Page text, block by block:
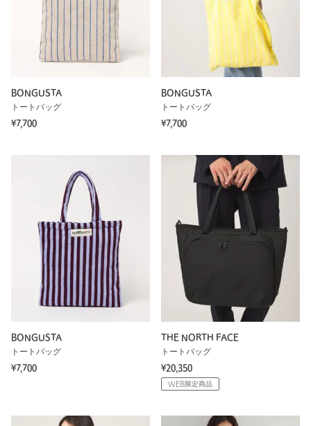
BONGUSTA
トートバッグ
¥7,700
BONGUSTA
トートバッグ
¥7,700
BONGUSTA
トートバッグ
¥7,700
THE NORTH FACE
トートバッグ
¥20,350
WEB限定商品